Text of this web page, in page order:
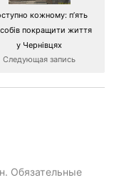
кожному: пʼять
покращити життя
у Чернівцях
Следующая запись
Обязательные